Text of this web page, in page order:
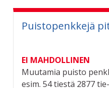
Puistopenkkejä
EI MAHDOLLINEN
Muutamia puisto
esim. 54 tiestä 2877